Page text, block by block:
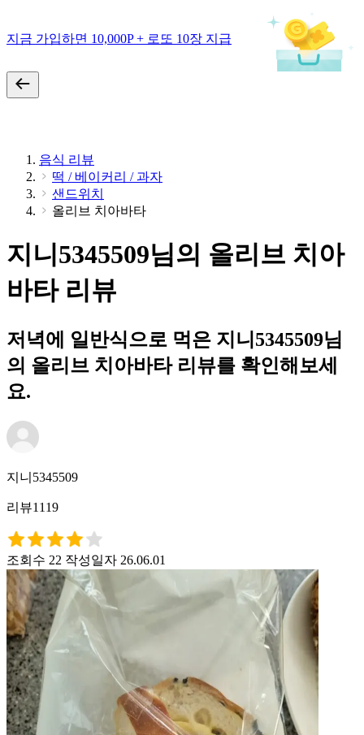
지금 가입하면 10,000P + 로또 10장 지급
음식 리뷰
떡 / 베이커리 / 과자
샌드위치
올리브 치아바타
지니5345509님의 올리브 치아
바타 리뷰
저녁에 일반식으로 먹은 지니5345509님
의 올리브 치아바타 리뷰를 확인해보세
요.
지니5345509
리뷰1119
조회수 22 작성일자 26.06.01